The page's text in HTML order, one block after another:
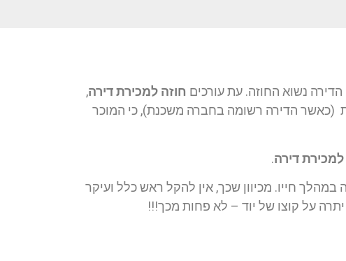
נשוא החוזה. עת עורכים חוזה למכירת דירה,
(כאשר הדירה רשומה בחברה משכנת), כי המוכר
למכירת דירה.
חייו. מכיוון שכך, אין להקל ראש כלל ועיקר
יתרה על קוצו של יוד – לא פחות מכך!!!